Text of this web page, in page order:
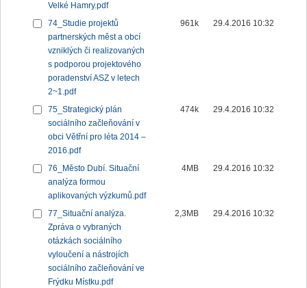
Velké Hamry.pdf
74_Studie projektů
partnerských měst a obcí
vzniklých či realizovaných
s podporou projektového
poradenství ASZ v letech
2~1.pdf
961k 29.4.2016 10:32
75_Strategický plán
sociálního začleňování v
obci Větřní pro léta 2014 –
2016.pdf
474k 29.4.2016 10:32
76_Město Dubí. Situační
analýza formou
aplikovaných výzkumů.pdf
4MB 29.4.2016 10:32
77_Situační analýza.
Zpráva o vybraných
otázkách sociálního
vyloučení a nástrojích
sociálního začleňování ve
Frýdku Místku.pdf
2,3MB 29.4.2016 10:32